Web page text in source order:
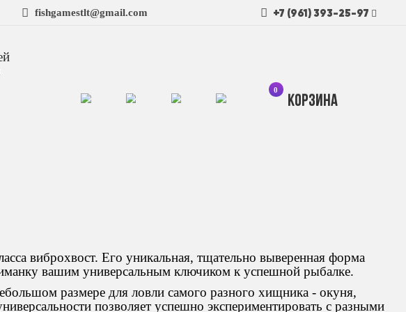
fishgamestlt@gmail.com +7 (961) 393-25-97
виброхвост. Его уникальная, тщательно выверенная форма
вашим универсальным ключиком к успешной рыбалке.
размере для ловли самого разного хищника - окуня,
позволяет успешно экспериментировать с разными